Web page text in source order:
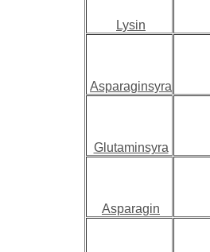
Lysin
Asparaginsyra
Glutaminsyra
Asparagin